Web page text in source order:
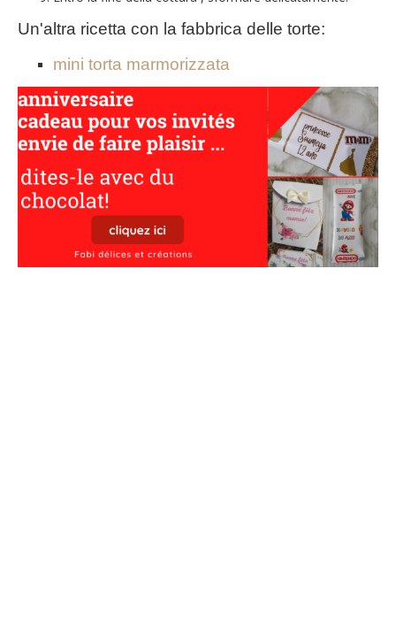
Un'altra ricetta con la fabbrica delle torte:
mini torta marmorizzata